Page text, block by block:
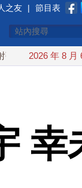
之友 | 節目表
落日本EEZ外
2026 年 8 月
幸